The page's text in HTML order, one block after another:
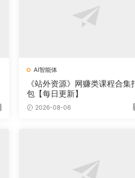
AI智能体
《站外资源》网赚类课程合集
包【每日更新】
2026-08-06